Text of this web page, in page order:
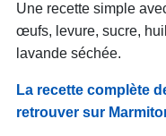
Une recette simple
œufs, levure, sucre,
lavande séchée.
La recette complète
retrouver sur